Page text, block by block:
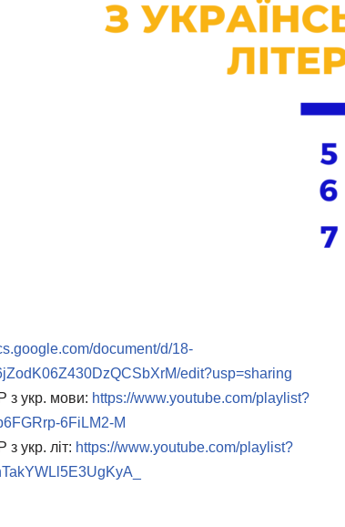
document/d/18-
edit?usp=sharing
з укр. мови: https://www.youtube.com/playlist?
6FiLM2-M
укр. літ: https://www.youtube.com/playlist?